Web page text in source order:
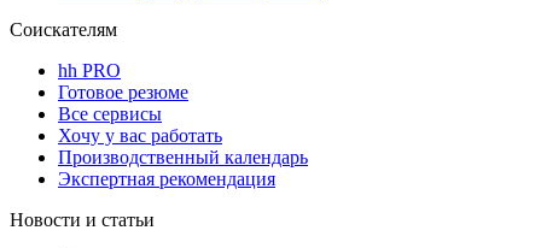
Соискателям
hh PRO
Готовое резюме
Все сервисы
Хочу у вас работать
Производственный календарь
Экспертная рекомендация
Новости и статьи